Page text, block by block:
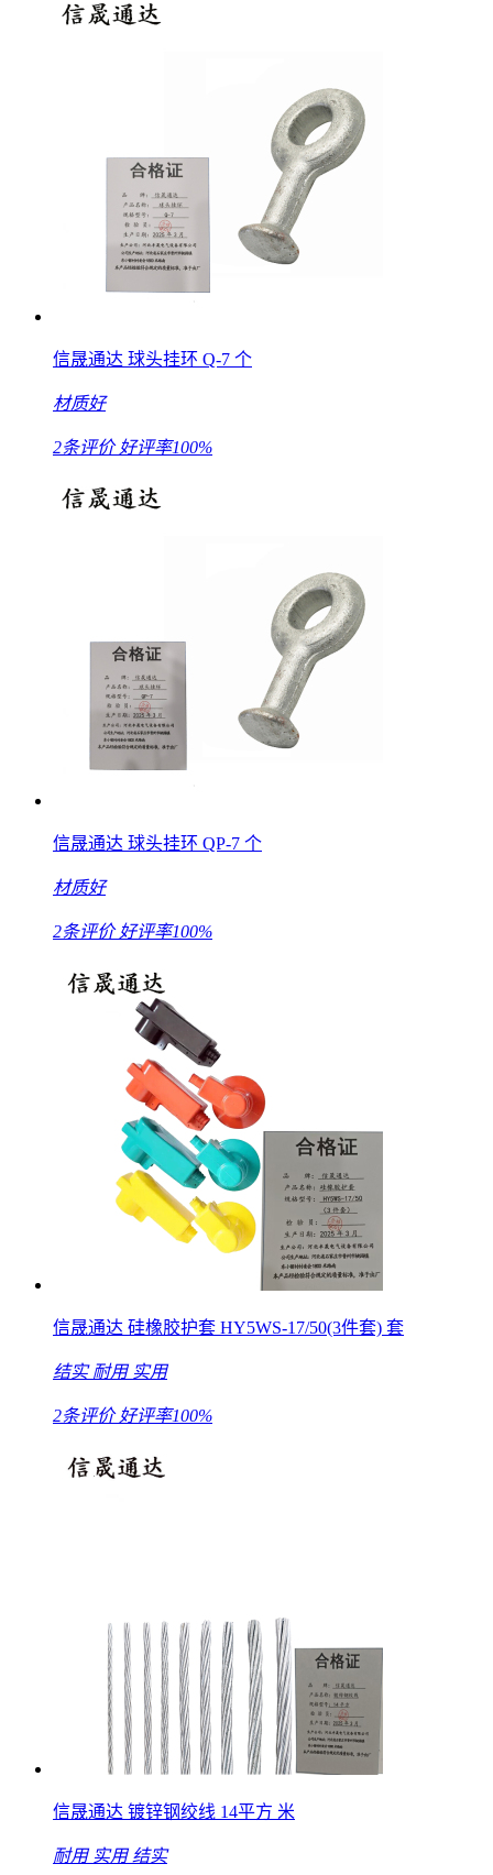
信晟通达 球头挂环 Q-7 个
材质好
2条评价 好评率100%
信晟通达 球头挂环 QP-7 个
材质好
2条评价 好评率100%
信晟通达 硅橡胶护套 HY5WS-17/50(3件套) 套
结实 耐用 实用
2条评价 好评率100%
信晟通达 镀锌钢绞线 14平方 米
耐用 实用 结实